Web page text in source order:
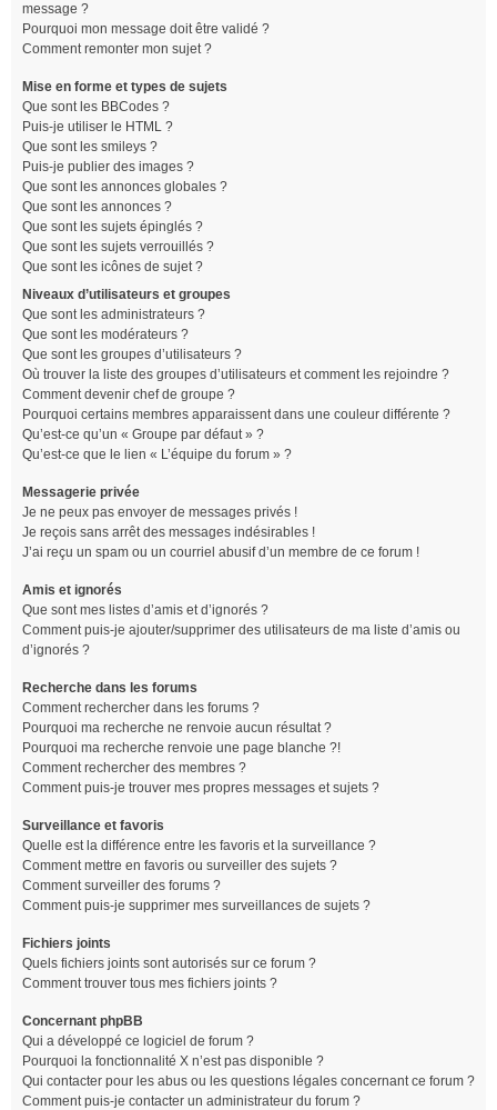
message ?
Pourquoi mon message doit être validé ?
Comment remonter mon sujet ?
Mise en forme et types de sujets
Que sont les BBCodes ?
Puis-je utiliser le HTML ?
Que sont les smileys ?
Puis-je publier des images ?
Que sont les annonces globales ?
Que sont les annonces ?
Que sont les sujets épinglés ?
Que sont les sujets verrouillés ?
Que sont les icônes de sujet ?
Niveaux d’utilisateurs et groupes
Que sont les administrateurs ?
Que sont les modérateurs ?
Que sont les groupes d’utilisateurs ?
Où trouver la liste des groupes d’utilisateurs et comment les rejoindre ?
Comment devenir chef de groupe ?
Pourquoi certains membres apparaissent dans une couleur différente ?
Qu’est-ce qu’un « Groupe par défaut » ?
Qu’est-ce que le lien « L’équipe du forum » ?
Messagerie privée
Je ne peux pas envoyer de messages privés !
Je reçois sans arrêt des messages indésirables !
J’ai reçu un spam ou un courriel abusif d’un membre de ce forum !
Amis et ignorés
Que sont mes listes d’amis et d’ignorés ?
Comment puis-je ajouter/supprimer des utilisateurs de ma liste d’amis ou
d’ignorés ?
Recherche dans les forums
Comment rechercher dans les forums ?
Pourquoi ma recherche ne renvoie aucun résultat ?
Pourquoi ma recherche renvoie une page blanche ?!
Comment rechercher des membres ?
Comment puis-je trouver mes propres messages et sujets ?
Surveillance et favoris
Quelle est la différence entre les favoris et la surveillance ?
Comment mettre en favoris ou surveiller des sujets ?
Comment surveiller des forums ?
Comment puis-je supprimer mes surveillances de sujets ?
Fichiers joints
Quels fichiers joints sont autorisés sur ce forum ?
Comment trouver tous mes fichiers joints ?
Concernant phpBB
Qui a développé ce logiciel de forum ?
Pourquoi la fonctionnalité X n’est pas disponible ?
Qui contacter pour les abus ou les questions légales concernant ce forum ?
Comment puis-je contacter un administrateur du forum ?